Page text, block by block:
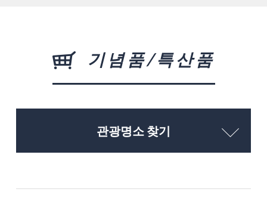
기념품/특산품
관광명소 찾기